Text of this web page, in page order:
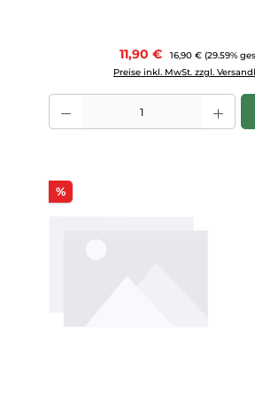
Verkaufspreis:
11,90 € Regulärer Preis:
16,90 € (29.59%
Preise inkl. MwSt. zzgl.
Produkt Anzahl: Gib den gewünschten
%Rabatt